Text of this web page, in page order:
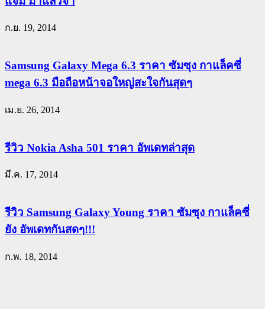
ก.ย. 19, 2014
Samsung Galaxy Mega 6.3 ราคา ซัมซุง กาแล็คซี่
mega 6.3 มือถือหน้าจอใหญ่สะใจกันสุดๆ
เม.ย. 26, 2014
รีวิว Nokia Asha 501 ราคา อัพเดทล่าสุด
มี.ค. 17, 2014
รีวิว Samsung Galaxy Young ราคา ซัมซุง กาแล็คซี่
ยัง อัพเดทกันสดๆ!!!
ก.พ. 18, 2014